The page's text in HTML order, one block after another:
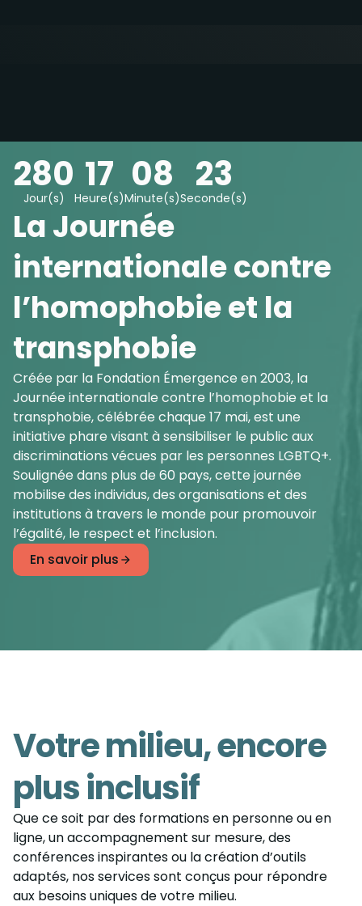
La Journée
internationale contre
l’homophobie et la
transphobie
Créée par la Fondation Émergence en 2003, la
Journée internationale contre l’homophobie et la
transphobie, célébrée chaque 17 mai, est une
initiative phare visant à sensibiliser le public aux
discriminations vécues par les personnes LGBTQ+.
Soulignée dans plus de 60 pays, cette journée
mobilise des individus, des organisations et des
institutions à travers le monde pour promouvoir
l’égalité, le respect et l’inclusion.
En savoir plus
280
Jour(s)
17
Heure(s)
08
Minute(s)
22
Seconde(s)
Votre milieu, encore
plus inclusif
Que ce soit par des formations en personne ou en
ligne, un accompagnement sur mesure, des
conférences inspirantes ou la création d’outils
adaptés, nos services sont conçus pour répondre
aux besoins uniques de votre milieu.